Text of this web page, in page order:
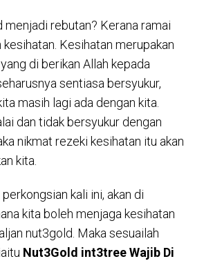
menjadi rebutan? Kerana ramai
kesihatan. Kesihatan merupakan
di berikan Allah kepada
sentiasa bersyukur,
masih lagi ada dengan kita.
dan tidak bersyukur dengan
nikmat rezeki kesihatan itu akan
kita.
kali ini, akan di
kita boleh menjaga kesihatan
nut3gold. Maka sesuailah
Nut3Gold int3tree Wajib Di